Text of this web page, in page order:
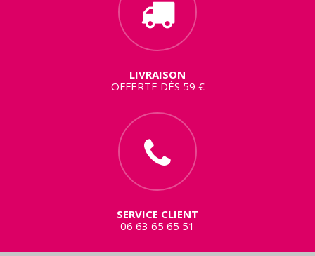
LIVRAISON
OFFERTE DÈS 59 €
SERVICE CLIENT
06 63 65 65 51